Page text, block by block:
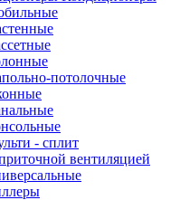
потолочные
- сплит
вентиляцией